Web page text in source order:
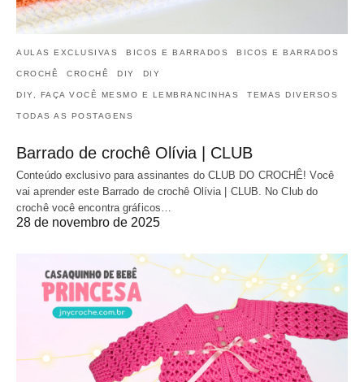
AULAS EXCLUSIVAS BICOS E BARRADOS BICOS E BARRADOS
CROCHÊ CROCHÊ DIY DIY
DIY, FAÇA VOCÊ MESMO E LEMBRANCINHAS TEMAS DIVERSOS
TODAS AS POSTAGENS
Barrado de crochê Olívia | CLUB
Conteúdo exclusivo para assinantes do CLUB DO CROCHÊ! Você
vai aprender este Barrado de crochê Olívia | CLUB. No Club do
crochê você encontra gráficos…
28 de novembro de 2025